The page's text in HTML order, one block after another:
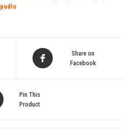
pudło
Share on
Facebook
Pin This
Product